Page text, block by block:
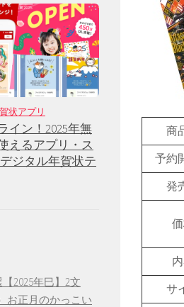
商
予約
発
サ
状アプリ
イン！2025年無
えるアプリ・ス
ジタル年賀状テ
2025年巳】2文
お正月のかっこい